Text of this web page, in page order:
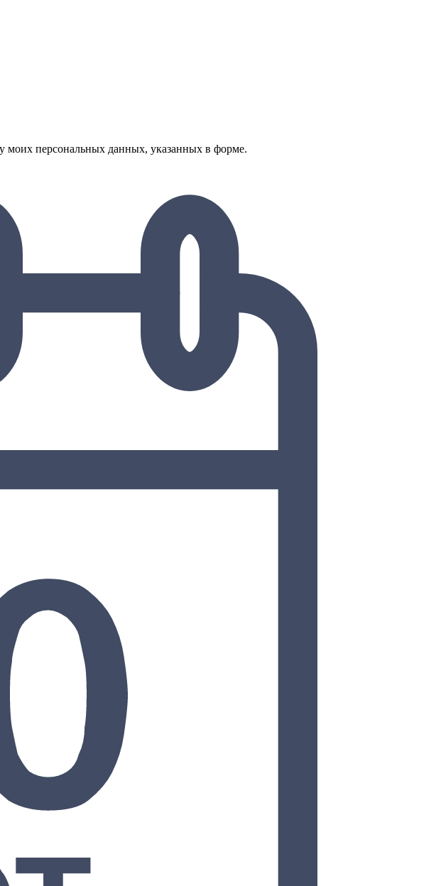
моих персональных данных, указанных в форме.